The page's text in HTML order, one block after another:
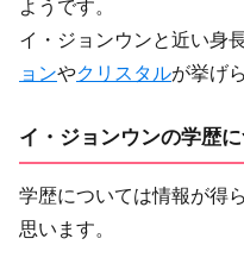
ようです。
イ・ジョンウンと近い身
ョンやクリスタルが挙げ
イ・ジョンウンの学歴
学歴については情報が得
思います。